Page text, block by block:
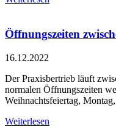
Öffnungszeiten
16.12.2022
Der Praxisbertrieb läuft
normalen Öffnungszeiten
Weihnachtsfeiertag,
Weiterlesen